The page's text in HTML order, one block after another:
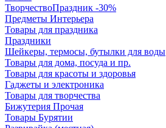
ТворчествоПраздник -30%
Предметы Интерьера
Товары для праздника
Праздники
Шейкеры, термосы, бутылки для воды
Товары для дома, посуда и пр.
Товары для красоты и здоровья
Гаджеты и электроника
Товары для творчества
Бижутерия Прочая
Товары Бурятии